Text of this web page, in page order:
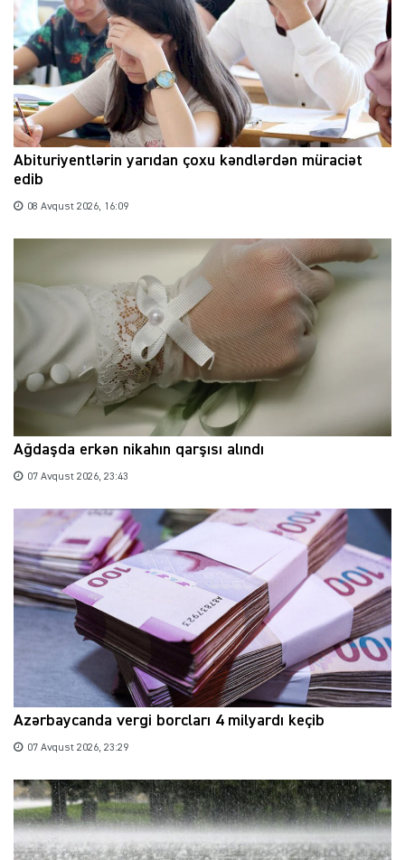
Abituriyentlərin yarıdan çoxu kəndlərdən müraciət
edib
08 Avqust 2026, 16:09
Ağdaşda erkən nikahın qarşısı alındı
07 Avqust 2026, 23:43
Azərbaycanda vergi borcları 4 milyardı keçib
07 Avqust 2026, 23:29